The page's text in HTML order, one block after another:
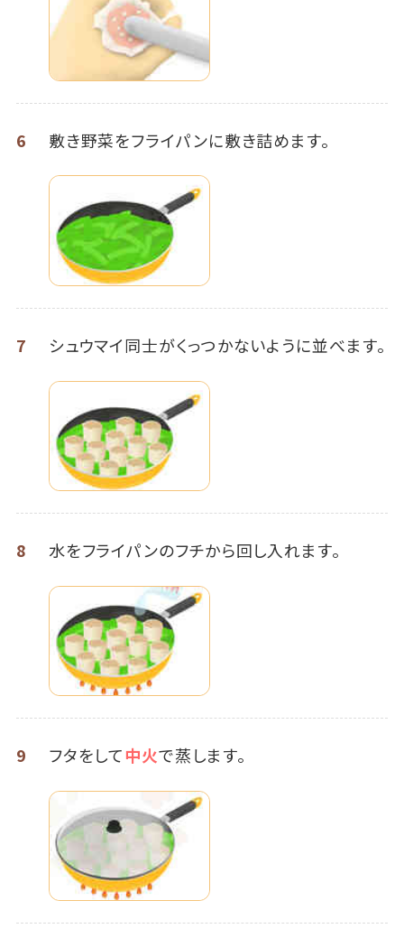
6 敷き野菜をフライパンに敷き詰めます。
7 シュウマイ同士がくっつかないように並べます。
8 水をフライパンのフチから回し入れます。
9 フタをして中火で蒸します。